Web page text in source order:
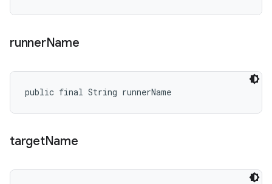
runnerName
public final String runnerName
targetName